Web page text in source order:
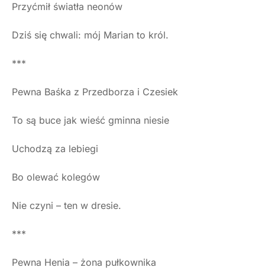
Przyćmił światła neonów
Dziś się chwali: mój Marian to król.
***
Pewna Baśka z Przedborza i Czesiek
To są buce jak wieść gminna niesie
Uchodzą za lebiegi
Bo olewać kolegów
Nie czyni – ten w dresie.
***
Pewna Henia – żona pułkownika